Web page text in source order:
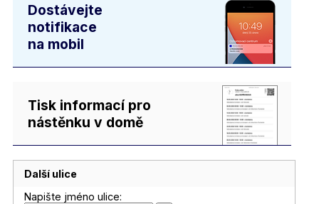
Dostávejte
notifikace
na mobil
Tisk informací pro
nástěnku v domě
Další ulice
Napište jméno ulice: